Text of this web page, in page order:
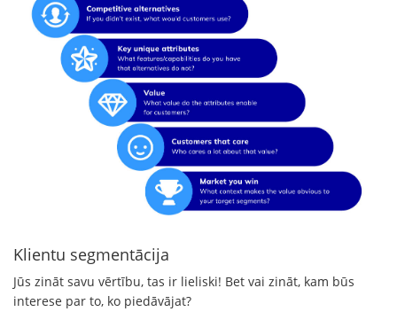
Klientu segmentācija
Jūs zināt savu vērtību, tas ir lieliski! Bet vai zināt, kam būs
interese par to, ko piedāvājat?